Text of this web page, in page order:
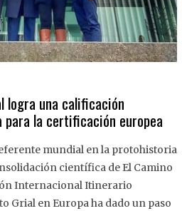
logra una calificación
para la certificación europea
mundial en la protohistoria
científica de El Camino
Internacional Itinerario
Grial en Europa ha dado un paso